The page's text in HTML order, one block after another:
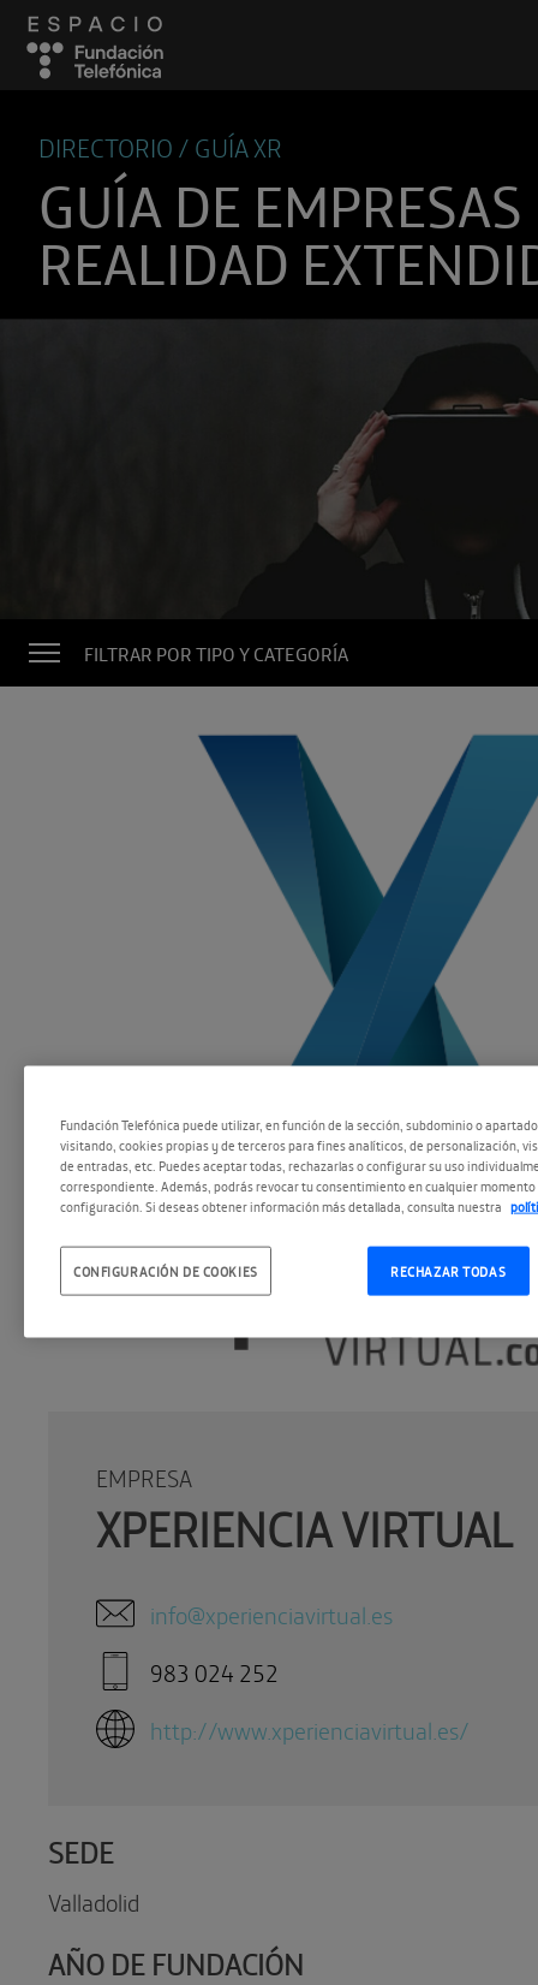
DIRECTORIO / GUÍA XR
GUÍA DE
REALIDAD
FILTRAR POR TIPO Y CATEGORÍA
EMPRESA
XPERIENCIA VIRTUAL
info@xperienciavirtual.es
983 024 252
http://www.xperienciavirtual.es/
SEDE
Valladolid
AÑO DE FUNDACIÓN
Fundación Telefónica puede utilizar, en función de la sección, subdominio o
visitando, cookies propias y de terceros para fines analíticos, de personalización,
de entradas, etc. Puedes aceptar todas, rechazarlas o configurar su uso
correspondiente. Además, podrás revocar tu consentimiento en cualquier momento
configuración. Si deseas obtener información más detallada, consulta nuestra
RECHAZAR TODAS
CONFIGURACIÓN DE COOKIES